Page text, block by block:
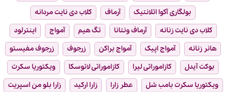
بولگاری آکوا اتلانتیک
آرماف
کلاب دی نایت مردانه
کلاب دی نایت زنانه
آرماف ونتانا تگ هیم آمواج
اینترلود
هانر زنانه
آمواج اپیک آمواج براکن زرجوف
زرجوف مفیستو
بوکت آیدل
کازاموراتی لیرا کازاموراتی لاتوسکا
ویکتوریا سکرت
ویکتوریا سکرت بامب شل
عطر زارا زارا ارکید
زارا بلو من اسپریت